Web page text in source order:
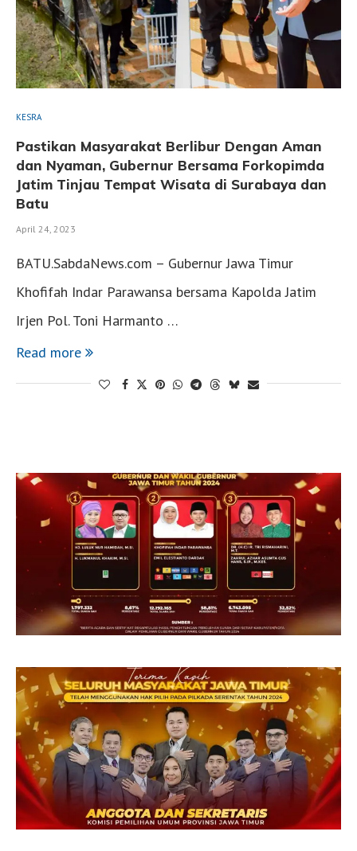
KESRA
Pastikan Masyarakat Berlibur Dengan Aman
dan Nyaman, Gubernur Bersama Forkopimda
Jatim Tinjau Tempat Wisata di Surabaya dan
Batu
April 24, 2023
BATU.SabdaNews.com – Gubernur Jawa Timur
Khofifah Indar Parawansa bersama Kapolda Jatim
Irjen Pol. Toni Harmanto …
Read more